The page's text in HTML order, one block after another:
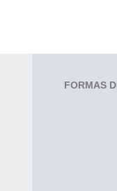
FORMAS